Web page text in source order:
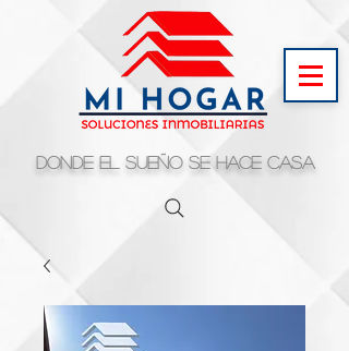
Donde el sueño se hace casa